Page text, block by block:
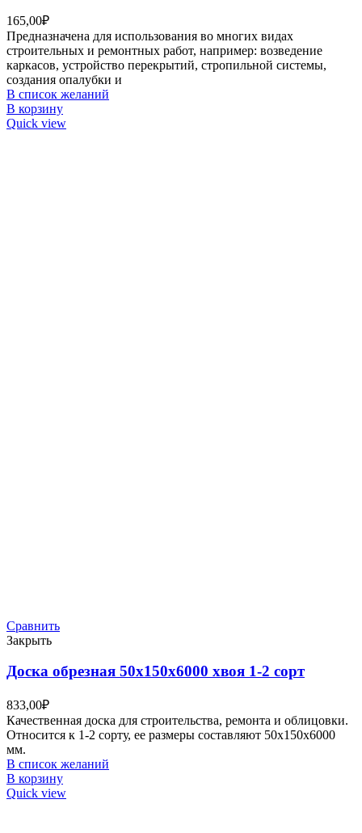
165,00₽
Предназначена для использования во многих видах
строительных и ремонтных работ, например: возведение
каркасов, устройство перекрытий, стропильной системы,
создания опалубки и
В список желаний
В корзину
Quick view
Сравнить
Закрыть
Доска обрезная 50х150х6000 хвоя 1-2 сорт
833,00₽
Качественная доска для строительства, ремонта и облицовки.
Относится к 1-2 сорту, ее размеры составляют 50х150х6000
мм.
В список желаний
В корзину
Quick view